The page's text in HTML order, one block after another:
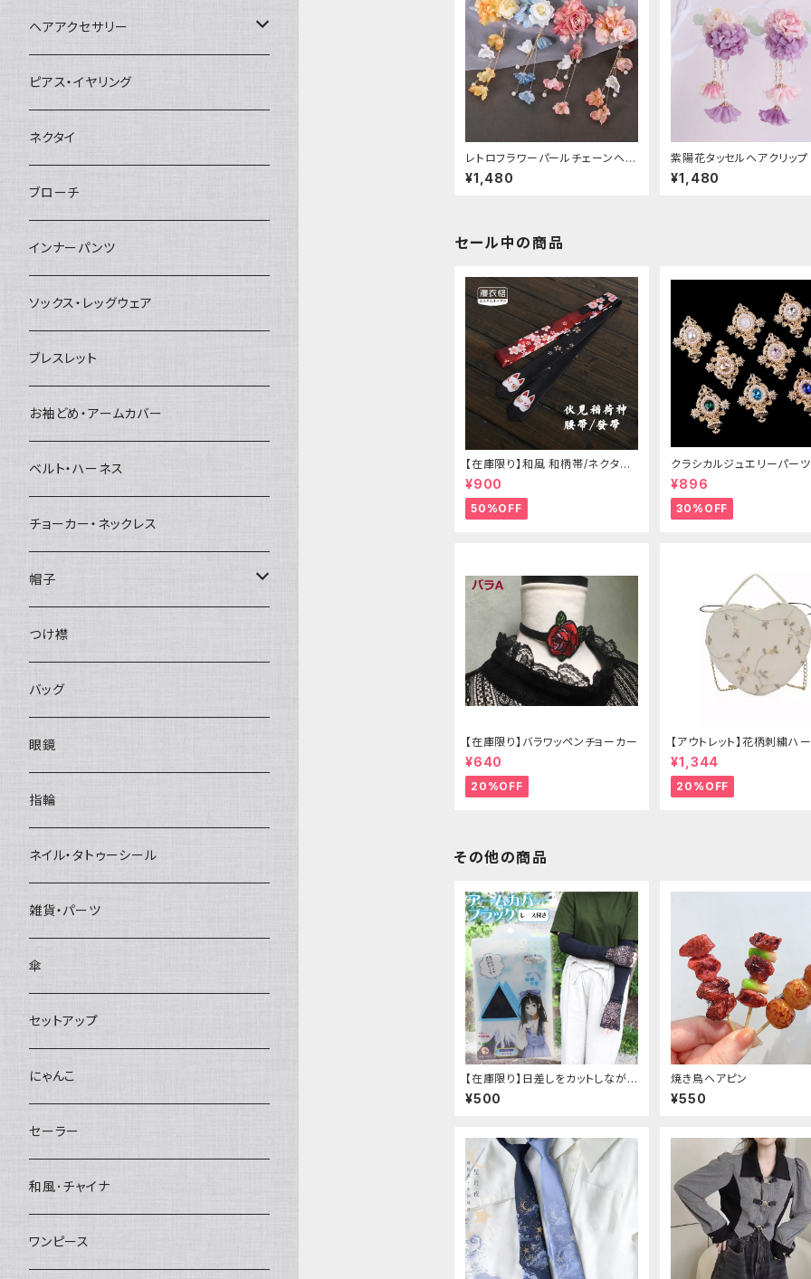
レトロフラワーパールチェーンヘア
クリップ
¥1,480
紫陽花タッセルヘアクリップ
¥1,480
セール中の商品
【在庫限り】和風 和柄帯/ネクタイ/
リボン（狐面/金魚
¥900
50%OFF
クラシカルジュエリーパーツ
¥896
30%OFF
【在庫限り】バラワッペンチョーカー
¥640
20%OFF
【アウトレット】花柄刺繍ハ
グ
¥1,344
20%OFF
その他の商品
【在庫限り】日差しをカットしながら
手元もオシャレに♪ UVアームカ
バー ブラック レース付き
¥500
焼き鳥ヘアピン
¥550
ヘアアクセサリー
ヘアクリップ
ヘッドドレス・カチューシャ
ヘアゴム
簪
ピアス・イヤリング
ネクタイ
ブローチ
インナーパンツ
ソックス・レッグウェア
ブレスレット
お袖どめ・アームカバー
ベルト・ハーネス
チョーカー・ネックレス
帽子
ベレー帽
つけ襟
バッグ
眼鏡
指輪
ネイル・タトゥーシール
雑貨・パーツ
傘
セットアップ
にゃんこ
セーラー
和風･チャイナ
ワンピース